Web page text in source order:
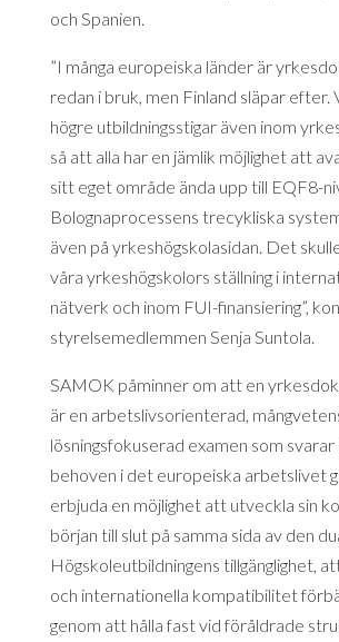
och Spanien.
”I många europeiska länder är
redan i bruk, men Finland släpar efter.
högre utbildningsstigar även inom
så att alla har en jämlik möjlighet att
sitt eget område ända upp till EQF8-
Bolognaprocessens trecykliska
även på yrkeshögskolasidan. Det
våra yrkeshögskolors ställning i
nätverk och inom FUI-finansiering”,
styrelsemedlemmen Senja Suntola.
SAMOK påminner om att en
är en arbetslivsorienterad,
lösningsfokuserad examen som
behoven i det europeiska arbetslivet
erbjuda en möjlighet att utveckla sin
början till slut på samma sida av den
Högskoleutbildningens tillgänglighet,
och internationella kompatibilitet
genom att hålla fast vid föråldrade